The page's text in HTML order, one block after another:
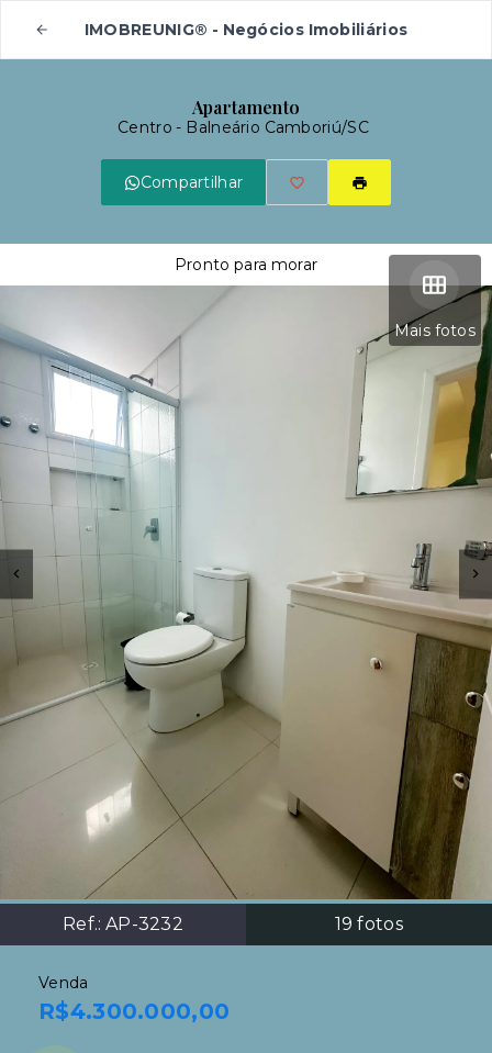
IMOBREUNIG® - Negócios Imobiliários
Apartamento
Centro - Balneário Camboriú/SC
Compartilhar
Mais fotos
Ref.: AP-3232 19 fotos
Pronto para morar
Venda
R$4.300.000,00